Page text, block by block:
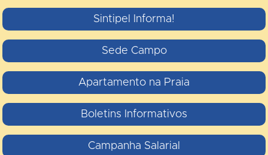
Sintipel Informa!
Sede Campo
Apartamento na Praia
Boletins Informativos
Campanha Salarial